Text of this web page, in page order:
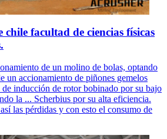
chile facultad de ciencias físicas
de un molino de bolas, optando
un accionamiento de piñones gemelos
inducción de rotor bobinado por su bajo
la ... Scherbius por su alta eficiencia.
las pérdidas y con esto el consumo de